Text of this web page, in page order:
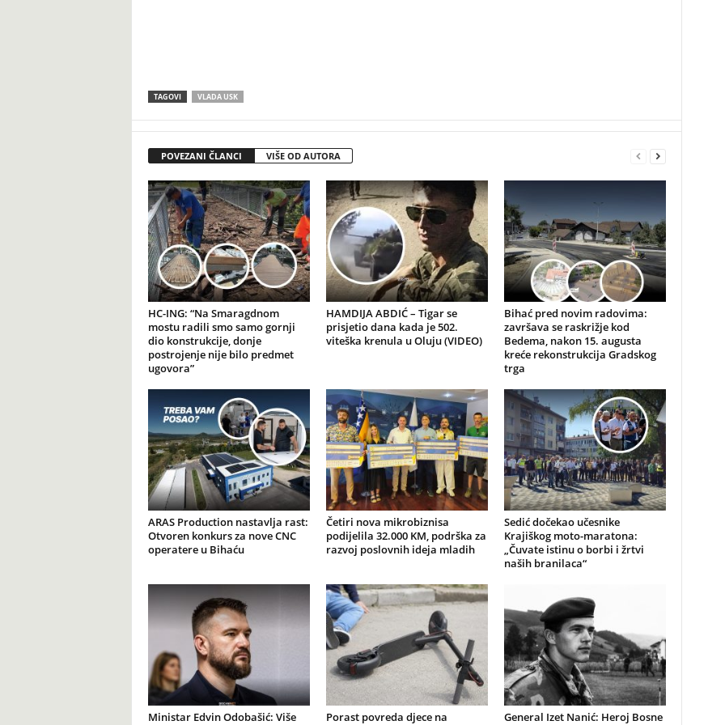
TAGOVI VLADA USK
POVEZANI ČLANCI VIŠE OD AUTORA
HC-ING: “Na Smaragdnom
mostu radili smo samo gornji
dio konstrukcije, donje
postrojenje nije bilo predmet
ugovora”
HAMDIJA ABDIĆ – Tigar se
prisjetio dana kada je 502.
viteška krenula u Oluju (VIDEO)
Bihać pred novim radovima:
završava se raskrižje kod
Bedema, nakon 15. augusta
kreće rekonstrukcija Gradskog
trga
ARAS Production nastavlja rast:
Otvoren konkurs za nove CNC
operatere u Bihaću
Četiri nova mikrobiznisa
podijelila 32.000 KM, podrška za
razvoj poslovnih ideja mladih
Sedić dočekao učesnike
Krajiškog moto-maratona:
„Čuvate istinu o borbi i žrtvi
naših branilaca“
Ministar Edvin Odobašić: Više
Porast povreda djece na
General Izet Nanić: Heroj Bosne